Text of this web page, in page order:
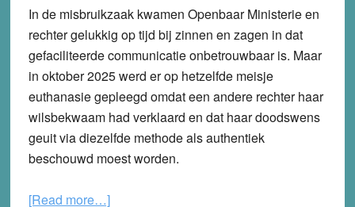
In de misbruikzaak kwamen Openbaar Ministerie en
rechter gelukkig op tijd bij zinnen en zagen in dat
gefaciliteerde communicatie onbetrouwbaar is. Maar
in oktober 2025 werd er op hetzelfde meisje
euthanasie gepleegd omdat een andere rechter haar
wilsbekwaam had verklaard en dat haar doodswens
geuit via diezelfde methode als authentiek
beschouwd moest worden.
[Read more…]about